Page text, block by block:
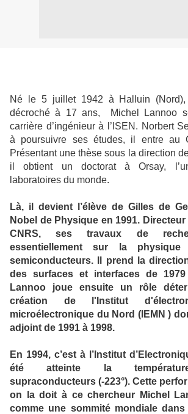
Né le 5 juillet 1942 à Halluin
décroché à 17 ans,
Michel Lannoo
carrière d’ingénieur à l’ISEN. Norbert
à poursuivre ses études, il entre au
Présentant une thèse sous la direction
il obtient un doctorat à Orsay,
laboratoires du monde.
Là, il devient l’élève de Gilles de
Nobel de Physique en 1991.
CNRS, ses travaux de
essentiellement sur la physique
semiconducteurs. Il prend la
des surfaces et interfaces de 1979
Lannoo joue ensuite un rôle
création de l'Institut
microélectronique du Nord (IEMN )
adjoint de 1991 à 1998.
En 1994, c’est à l’Institut
été atteinte la
supraconducteurs (-223°). Cette
on la doit à ce chercheur Michel
comme une sommité mondiale